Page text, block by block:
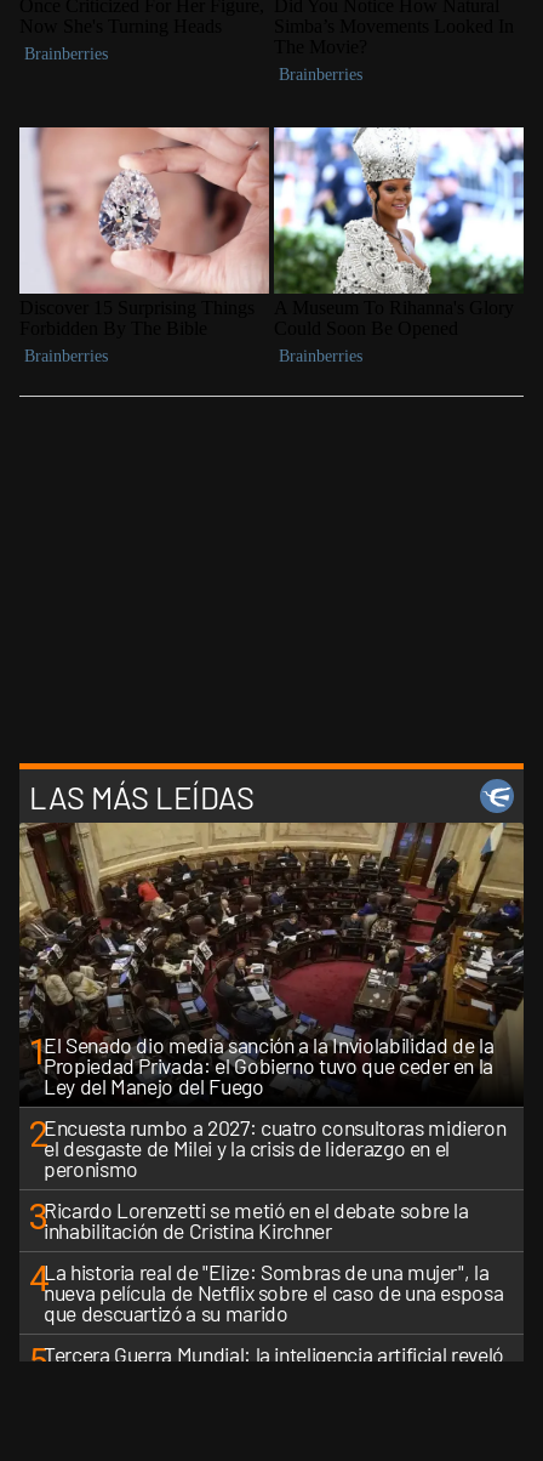
LAS MÁS LEÍDAS
1El Senado dio media sanción a la Inviolabilidad de la
Propiedad Privada: el Gobierno tuvo que ceder en la
Ley del Manejo del Fuego
2Encuesta rumbo a 2027: cuatro consultoras midieron
el desgaste de Milei y la crisis de liderazgo en el
peronismo
3Ricardo Lorenzetti se metió en el debate sobre la
inhabilitación de Cristina Kirchner
4La historia real de "Elize: Sombras de una mujer", la
nueva película de Netflix sobre el caso de una esposa
que descuartizó a su marido
5Tercera Guerra Mundial: la inteligencia artificial reveló